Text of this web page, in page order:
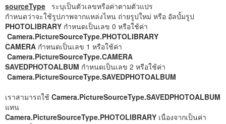
sourceType ระบุเป็นตัวเลขหรือค่าตามตัวแปร
กำหนดว่าจะใช้รูปภาพจากแหล่งไหน ถ่ายรูปใหม่ หรือ อัลบั้มรูป
PHOTOLIBRARY กำหนดเป็นเลข 0 หรือใช้ค่า
Camera.PictureSourceType.PHOTOLIBRARY
CAMERA กำหนดเป็นเลข 1 หรือใช้ค่า
Camera.PictureSourceType.CAMERA
SAVEDPHOTOALBUM กำหนดเป็นเลข 2 หรือใช้ค่า
Camera.PictureSourceType.SAVEDPHOTOALBUM
เราสามารถใช้ Camera.PictureSourceType.SAVEDPHOTOALBUM
แทน
Camera.PictureSourceType.PHOTOLIBRARY เนื่องจากเป็นค่า